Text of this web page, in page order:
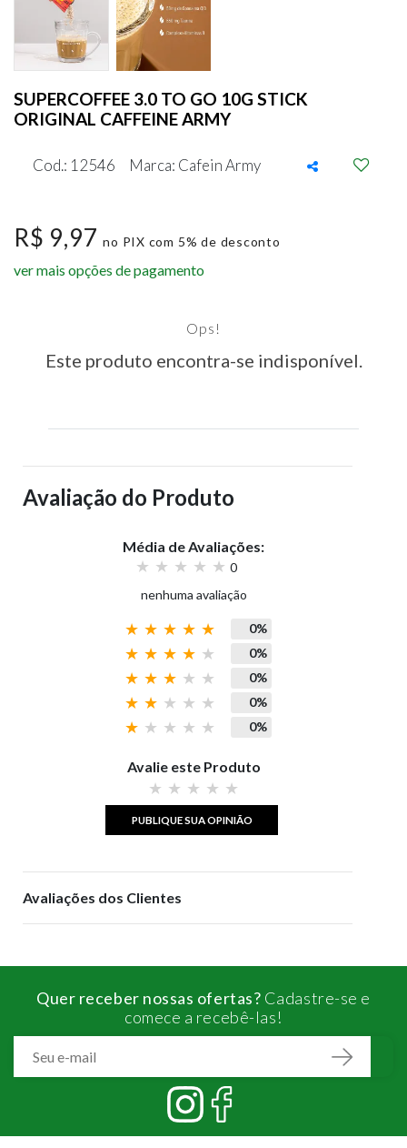
SUPERCOFFEE 3.0 TO GO 10G STICK
ORIGINAL CAFFEINE ARMY
Cod.: 12546 Marca: Cafein Army
R$ 9,97no PIX com 5% de desconto
ver mais opções de pagamento
Ops!
Este produto encontra-se indisponível.
Avaliação do Produto
Média de Avaliações:
0
nenhuma avaliação
0%
0%
0%
0%
0%
Avalie este Produto
PUBLIQUE SUA OPINIÃO
Avaliações dos Clientes
Quer receber nossas ofertas? Cadastre-se e
comece a recebê-las!